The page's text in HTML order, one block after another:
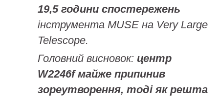
19,5 години спостережень
інструмента MUSE на Very Large
Telescope.
Головний висновок: центр
W2246f майже припинив
зореутворення, тоді як решта